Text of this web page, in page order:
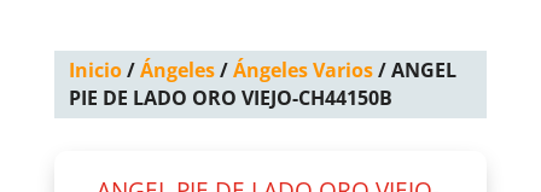
Inicio/Ángeles/Ángeles Varios/ ANGEL
PIE DE LADO ORO VIEJO-CH44150B